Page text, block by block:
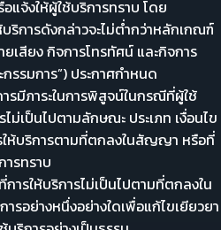
จ้งให้ผู้ใช้บริการทราบ โดย
ริการดังกล่าวจะไม่ต่ำกว่าหลักเกณฑ์
เสียง กิจการโทรทัศน์ และกิจการ
รรมการ”) ประกาศกำหนด
ะในการพิสูจน์ในกรณีที่ผู้ใช้
ไม่เป็นไปตามลักษณะ ประเภท เงื่อนไข
ห้บริการตามที่ตกลงในสัญญา หรือที่
รทราบ
รไม่เป็นไปตามที่ตกลงใน
รอย่างหนึ่งอย่างใดเพื่อแก้ไขเยียวยา